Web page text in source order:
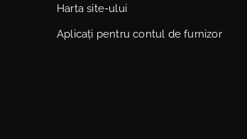
Harta site-ului
Aplicați pentru contul de furnizor